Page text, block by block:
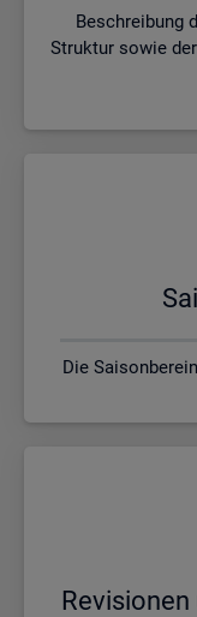
Beschreibung
Struktur sowie
Die
Re­vi­sio­nen